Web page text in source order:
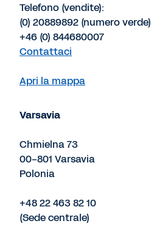
Telefono (vendite):
(0) 20889892 (numero verde)
+46 (0) 844680007
Contattaci
Apri la mappa
Varsavia
Chmielna 73
00-801 Varsavia
Polonia
+48 22 463 82 10
(Sede centrale)